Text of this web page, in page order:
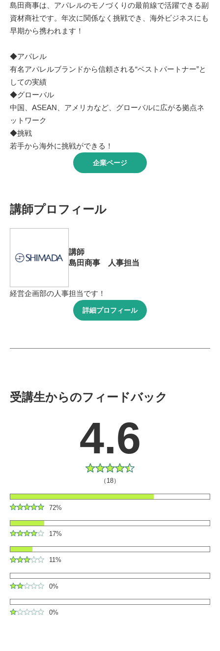
島田商事は、アパレルのモノづくりの最前線で活躍できる副
資材商社です。年次に関係なく挑戦でき、海外ビジネスにも
早期から携われます！
◆アパレル
有名アパレルブランドから信頼される“ベストパートナー”と
しての実績
◆グローバル
中国、ASEAN、アメリカなど、グローバルに広がる拠点ネ
ットワーク
◆挑戦
若手から海外に挑戦ができる！
企業ページ
講師プロフィール
講師
島田商事 人事担当
経営企画部の人事担当です！
詳細プロフィール
受講生からのフィードバック
4.6
（18）
72%
17%
11%
0%
0%